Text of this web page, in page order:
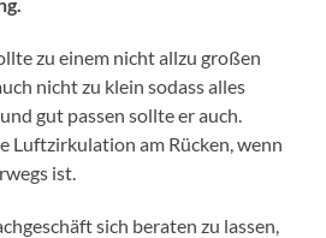
zu einem nicht allzu großen
nicht zu klein sodass alles
gut passen sollte er auch.
Luftzirkulation am Rücken, wenn
ist.
sich beraten zu lassen,